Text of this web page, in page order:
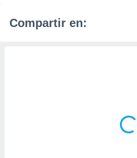
Compartir en: